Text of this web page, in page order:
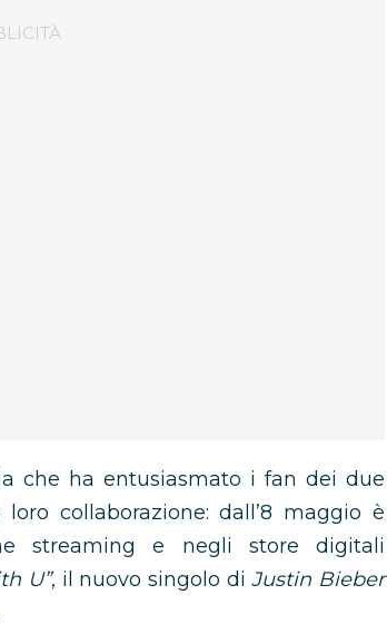
che ha entusiasmato i fan dei due
collaborazione: dall’8 maggio è
streaming e negli store digitali
U”, il nuovo singolo diJustin Bieber